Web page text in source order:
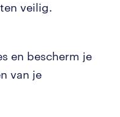
veilig.
en bescherm je
van je